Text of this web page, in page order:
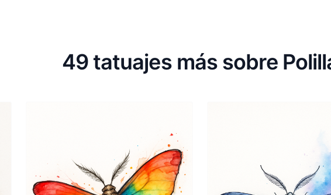
49 tatuajes más sobre